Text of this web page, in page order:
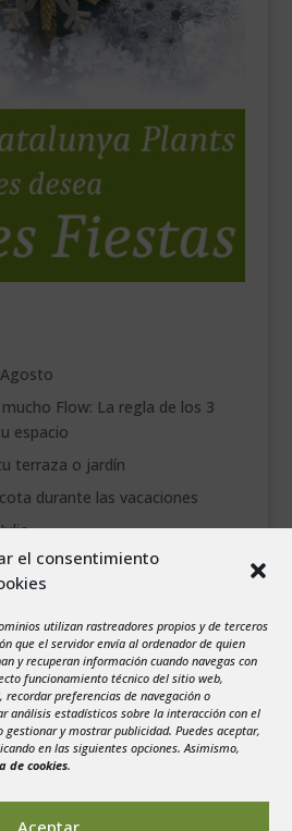
el consentimiento
utilizan rastreadores propios y de terceros
que el servidor envía al ordenador de quien
y recuperan información cuando navegas con
funcionamiento técnico del sitio web,
preferencias de navegación o
análisis estadísticos sobre la interacción con el
y mostrar publicidad. Puedes aceptar,
en las siguientes opciones. Asimismo,
de cookies.
Aceptar
Flow: La regla de los 3
espacio
terraza o jardín
durante las vacaciones
agosto 2026
1
2
6 7 8
9
13 14 15
16
20 21 22
23
27